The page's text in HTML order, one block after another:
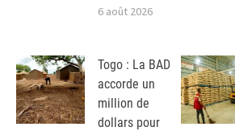
6 août 2026
Togo : La BAD
accorde un
million de
dollars pour